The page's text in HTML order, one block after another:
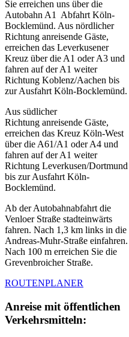
Sie erreichen uns über die
Autobahn A1 Abfahrt Köln-
Bocklemünd. Aus nördlicher
Richtung anreisende Gäste,
erreichen das Leverkusener
Kreuz über die A1 oder A3 und
fahren auf der A1 weiter
Richtung Koblenz/Aachen bis
zur Ausfahrt Köln-Bocklemünd.
Aus südlicher
Richtung anreisende Gäste,
erreichen das Kreuz Köln-West
über die A61/A1 oder A4 und
fahren auf der A1 weiter
Richtung Leverkusen/Dortmund
bis zur Ausfahrt Köln-
Bocklemünd.
Ab der Autobahnabfahrt die
Venloer Straße stadteinwärts
fahren. Nach 1,3 km links in die
Andreas-Muhr-Straße einfahren.
Nach 100 m erreichen Sie die
Grevenbroicher Straße.
ROUTENPLANER
Anreise mit öffentlichen
Verkehrsmitteln: